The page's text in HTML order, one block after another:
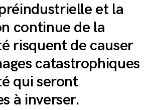
et la
continue de la
risquent de causer
catastrophiques
qui seront
à inverser.